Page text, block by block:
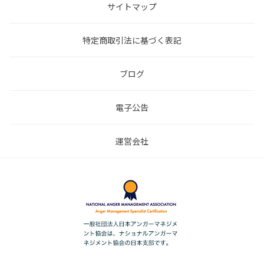
サイトマップ
特定商取引法に基づく表記
ブログ
電子公告
運営会社